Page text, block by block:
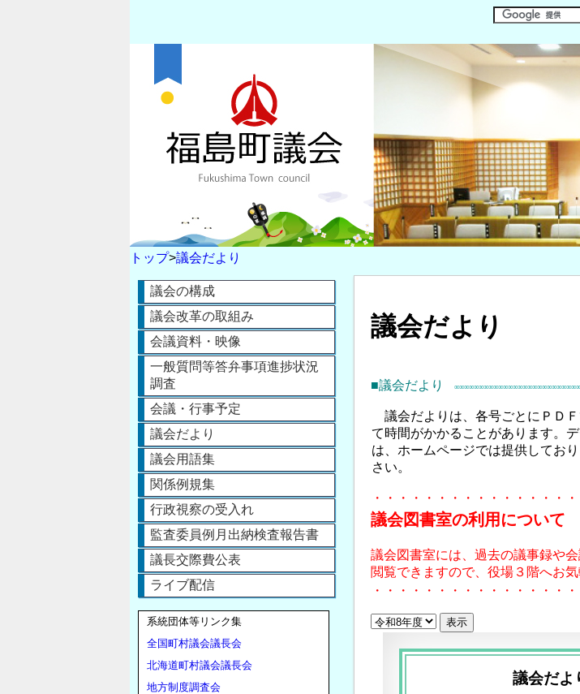
トップ>議会だより
議会の構成
議会改革の取組み
会議資料・映像
一般質問等答弁事項進捗状況
調査
会議・行事予定
議会だより
議会用語集
関係例規集
行政視察の受入れ
監査委員例月出納検査報告書
議長交際費公表
ライブ配信
系統団体等リンク集
全国町村議会議長会
北海道町村議会議長会
地方制度調査会
議会だより
■議会だより
議会だよりは、各号ごとにＰＤ
て時間がかかることがあります。
は、ホームページでは提供してお
さい。
・・・・・・・・・・・・・・・
議会図書室の利用について
議会図書室には、過去の議事録や
閲覧できますので、役場３階へお気
・・・・・・・・・・・・・・・
議会だ